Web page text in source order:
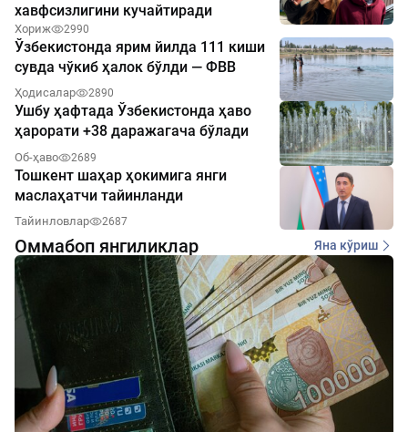
хавфсизлигини кучайтиради
Хориж 2990
Ўзбекистонда ярим йилда 111 киши
сувда чўкиб ҳалок бўлди — ФВВ
Ҳодисалар 2890
Ушбу ҳафтада Ўзбекистонда ҳаво
ҳарорати +38 даражагача бўлади
Об-ҳаво 2689
Тошкент шаҳар ҳокимига янги
маслаҳатчи тайинланди
Тайинловлар 2687
Оммабоп янгиликлар Яна кўриш